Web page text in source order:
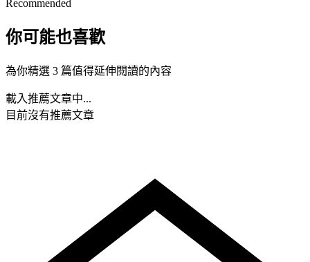
Recommended
你可能也喜歡
為你精選 3 篇值得延伸閱讀的內容
載入推薦文章中...
目前沒有推薦文章